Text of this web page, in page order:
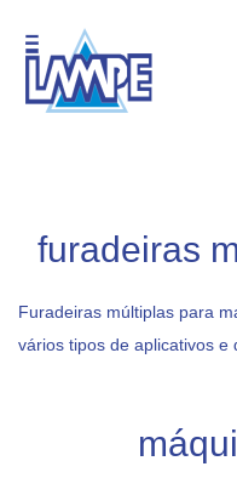
furadeiras
Furadeiras múltiplas para
vários tipos de aplicativos e